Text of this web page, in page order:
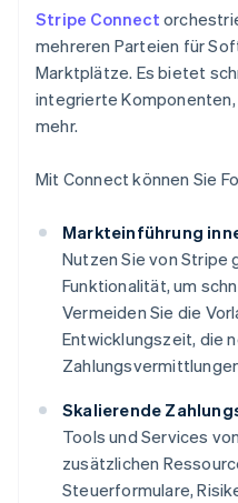
Stripe Connect
mehreren Parteien für
Marktplätze. Es bietet
integrierte
mehr.
Mit Connect können Sie
Markteinführung
Nutzen Sie von
Funktionalität, um
Vermeiden Sie die
Entwicklungszeit, die
Skalierende
Tools und Services
zusätzlichen
Steuerformulare,